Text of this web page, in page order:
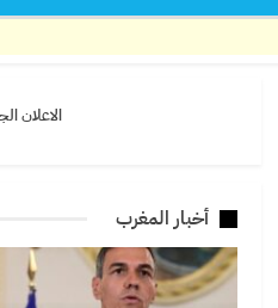
أخبار المغرب